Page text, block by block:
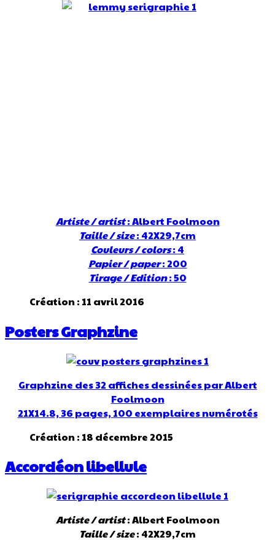
Artiste / artist: Albert Foolmoon
Taille / size: 42X29,7cm
Couleurs / colors: 4
Papier / paper: 200
Tirage / Edition: 50
Création : 11 avril 2016
Posters Graphzine
Graphzine des 32 affiches dessinées par Albert
Foolmoon
21X14.8, 36 pages, 100 exemplaires numérotés
Création : 18 décembre 2015
Accordéon libellule
Artiste / artist: Albert Foolmoon
Taille / size: 42X29,7cm